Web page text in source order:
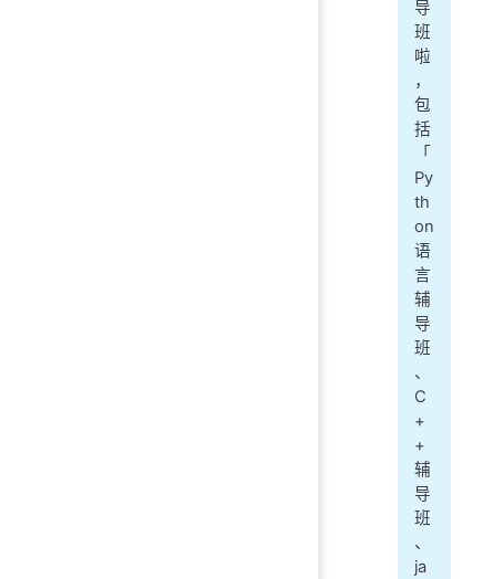
导
班
啦
，
包
括
「
Py
th
on
语
言
辅
导
班
、
C
+
+
辅
导
班
、
ja